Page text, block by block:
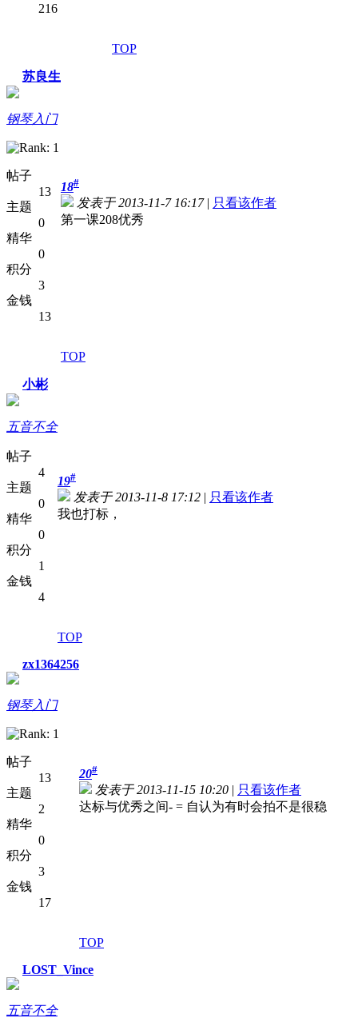
216
TOP
苏良生
钢琴入门
帖子
13
主题
0
精华
0
积分
3
金钱
13
18#
发表于 2013-11-7 16:17| 只看该作者
第一课208优秀
TOP
小彬
五音不全
帖子
4
主题
0
精华
0
积分
1
金钱
4
19#
发表于 2013-11-8 17:12 | 只看该作者
我也打标，
TOP
zx1364256
钢琴入门
帖子
13
主题
2
精华
0
积分
3
金钱
17
20#
发表于 2013-11-15 10:20 | 只看该作者
达标与优秀之间- = 自认为有时会拍不是很稳
TOP
LOST_Vince
五音不全